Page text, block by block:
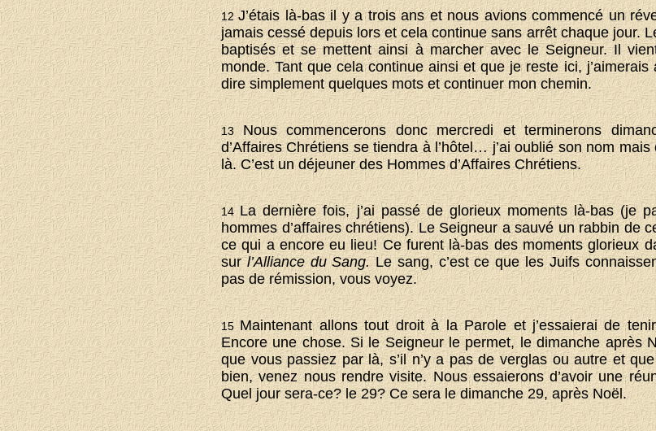
12J’étais là-bas il y a trois ans et nous avions commencé un
jamais cessé depuis lors et cela continue sans arrêt chaque jour.
baptisés et se mettent ainsi à marcher avec le Seigneur. Il
monde. Tant que cela continue ainsi et que je reste ici,
dire simplement quelques mots et continuer mon chemin.
13Nous commencerons donc mercredi et terminerons
d’Affaires Chrétiens se tiendra à l’hôtel… j’ai oublié son nom
là. C’est un déjeuner des Hommes d’Affaires Chrétiens.
14La dernière fois, j’ai passé de glorieux moments là-bas (je
hommes d’affaires chrétiens). Le Seigneur a sauvé un rabbin de
ce qui a encore eu lieu! Ce furent là-bas des moments glorieux
surl’Alliance du Sang.Le sang, c’est ce que les Juifs
pas de rémission, vous voyez.
15Maintenant allons tout droit à la Parole et j’essaierai de
Encore une chose. Si le Seigneur le permet, le dimanche après
que vous passiez par là, s’il n’y a pas de verglas ou autre et
bien, venez nous rendre visite. Nous essaierons d’avoir une
Quel jour sera-ce? le 29? Ce sera le dimanche 29, après Noël.